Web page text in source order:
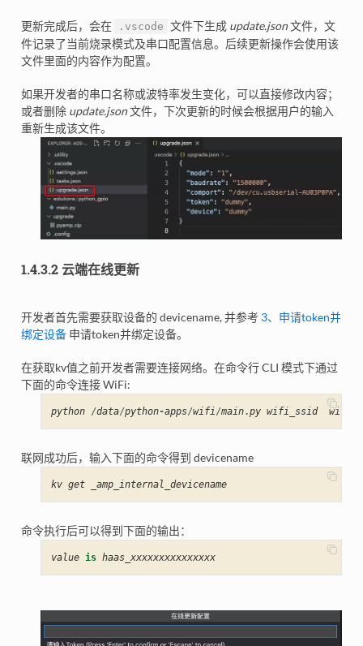
更新完成后，会在 .vscode 文件下生成 update.json文件，文
件记录了当前烧录模式及串口配置信息。后续更新操作会使用该
文件里面的内容作为配置。
如果开发者的串口名称或波特率发生变化，可以直接修改内容；
或者删除 update.json文件，下次更新的时候会根据用户的输入
重新生成该文件。
1.4.3.2 云端在线更新
开发者首先需要获取设备的 devicename, 并参考 3、申请token并
绑定设备申请token并绑定设备。
在获取kv值之前开发者需要连接网络。在命令行 CLI 模式下通过
下面的命令连接 WiFi:
python /data/python-apps/wifi/main.py wifi_ssid
联网成功后，输入下面的命令得到 devicename
kv get _amp_internal_devicename
命令执行后可以得到下面的输出：
value is haas_xxxxxxxxxxxxxxx